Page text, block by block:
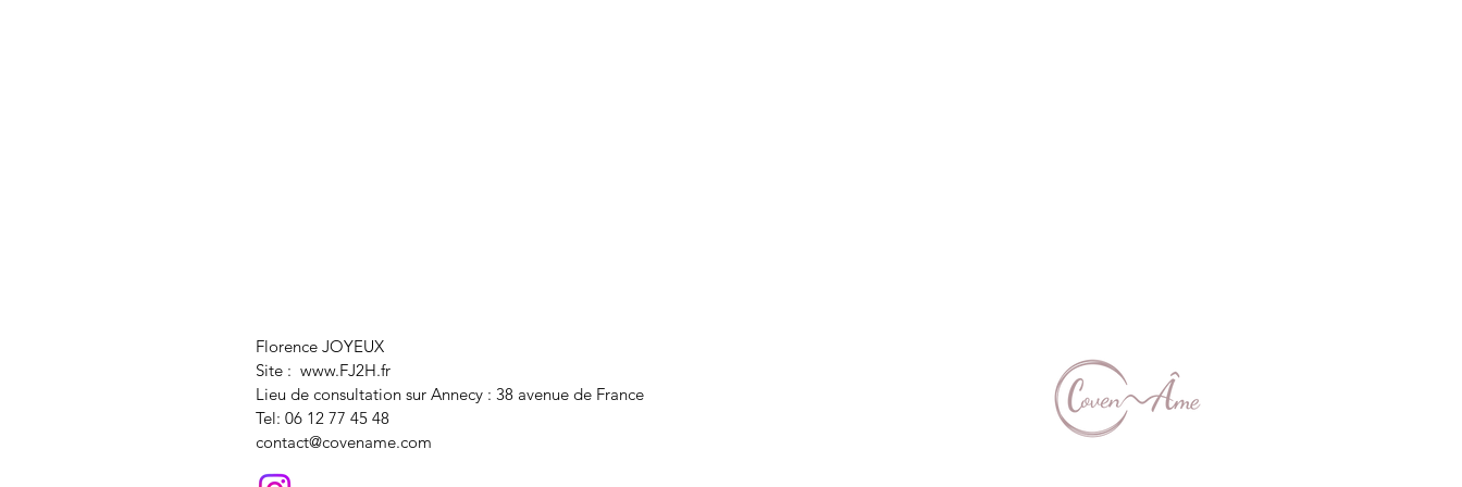
Florence JOYEUX
Site : www.FJ2H.fr
Lieu de consultation sur Annecy : 38 avenue de France
Tel: 06 12 77 45 48
contact@covename.com